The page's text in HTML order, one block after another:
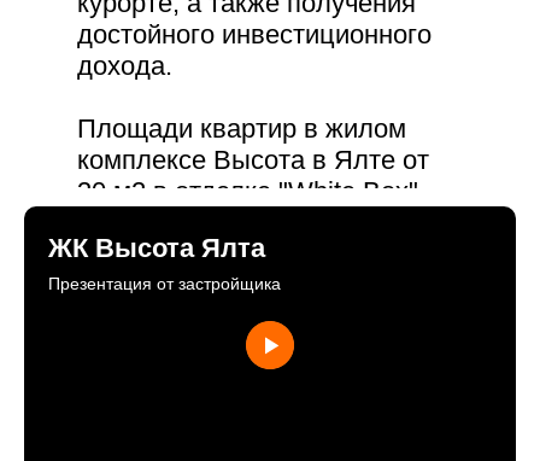
достойного инвестиционного
дохода.
Площади квартир в жилом
комплексе Высота в Ялте от
30 м2 в отделке "White Box".
числе субсидированная,
военная), материнский
капитал, рассрочка от
застройщика. Старт продаж!
ЖК Высота Ялта
Презентация от застройщика